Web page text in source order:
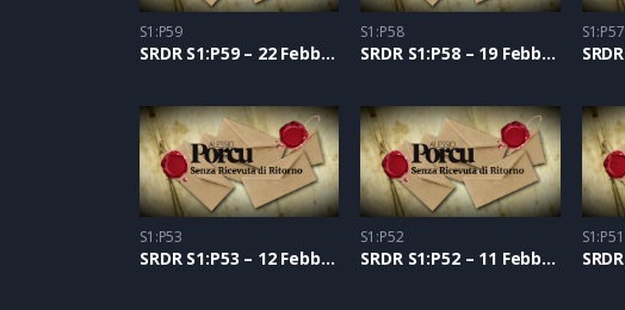
S1:P59
SRDR S1:P59 – 22 Febbraio 2021
S1:P58
SRDR S1:P58 – 19 Febbraio 2021
S1:P57
S1:P53
SRDR S1:P53 – 12 Febbraio 2021
S1:P52
SRDR S1:P52 – 11 Febbraio 2021
S1:P51